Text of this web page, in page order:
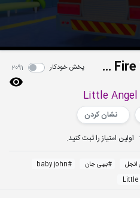
Firefighter and Fire Truck to the Rescue! پخش خودکار 2091
نشان کردن
اولین امتیاز را ثبت کنید.
انجل #بیبی جان #
baby john
Little